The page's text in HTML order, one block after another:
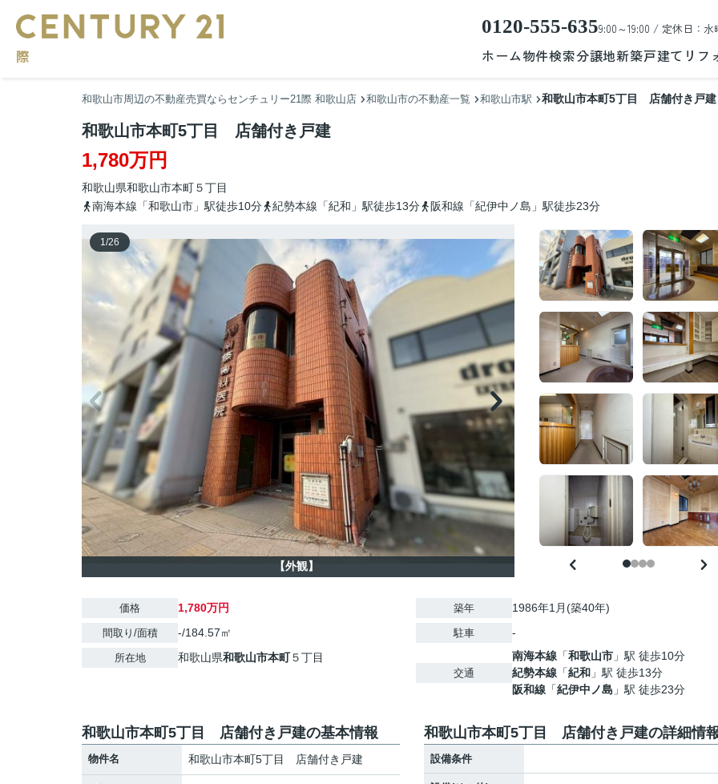
0120-555-6359:00～19:00 / 定休日：水
ホーム物件検索分譲地新築戸建て リフ
和歌山市周辺の不動産売買ならセンチュリー21際 和歌山店 和歌山市の不動産一覧 和歌山市駅 和歌山市本町5丁目 店舗付き戸建
和歌山市本町5丁目 店舗付き戸建
1,780万円
和歌山県和歌山市本町５丁目
南海本線「和歌山市」駅徒歩10分
紀勢本線「紀和」駅徒歩13分 阪和線「紀伊中ノ島」駅徒歩23分
1/26
【外観】
価格 1,780万円
間取り/面積 -/184.57㎡
所在地 和歌山県和歌山市本町５丁目
築年 1986年1月(築40年)
駐車 -
交通
南海本線 「和歌山市 」駅 徒歩10分
紀勢本線 「紀和 」駅 徒歩13分
阪和線 「紀伊中ノ島 」駅 徒歩23分
和歌山市本町5丁目 店舗付き戸建の基本情報
物件名 和歌山市本町5丁目 店舗付き戸建
和歌山市本町5丁目 店舗付き戸建の詳細情
設備条件